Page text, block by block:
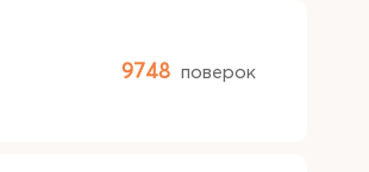
9748 поверок